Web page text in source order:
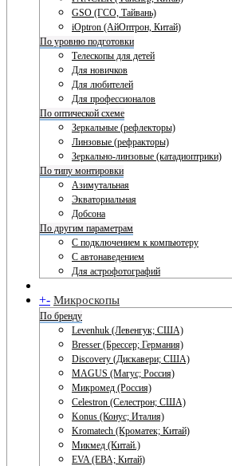
GSO (ГСО, Тайвань)
iOptron (АйОптрон, Китай)
По уровню подготовки
Телескопы для детей
Для новичков
Для любителей
Для профессионалов
По оптической схеме
Зеркальные (рефлекторы)
Линзовые (рефракторы)
Зеркально-линзовые (катадиоптрики)
По типу монтировки
Азимутальная
Экваториальная
Добсона
По другим параметрам
С подключением к компьютеру
С автонаведением
Для астрофотографий
+- Микроскопы
По бренду
Levenhuk (Левенгук; США)
Bresser (Брессер; Германия)
Discovery (Дискавери; США)
MAGUS (Магус; Россия)
Микромед (Россия)
Celestron (Селестрон; США)
Konus (Конус; Италия)
Kromatech (Кроматек; Китай)
Микмед (Китай.)
EVA (ЕВА; Китай)